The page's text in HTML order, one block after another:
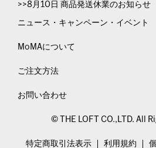
>>8月10日 商品発送休業のお知らせ
ニュース・キャンペーン・イベント
MoMAについて
ご注文方法
お問い合わせ
© THE LOFT CO.,LTD. All
特定商取引法表示 利用規約